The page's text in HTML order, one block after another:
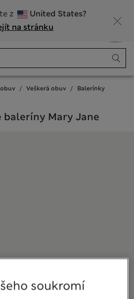
z
United States?
na stránku
Košík
Veškerá obuv Balerínky
baleríny Mary Jane
soukromí